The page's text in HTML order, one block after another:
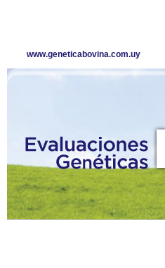
www.geneticabovina.com.uy